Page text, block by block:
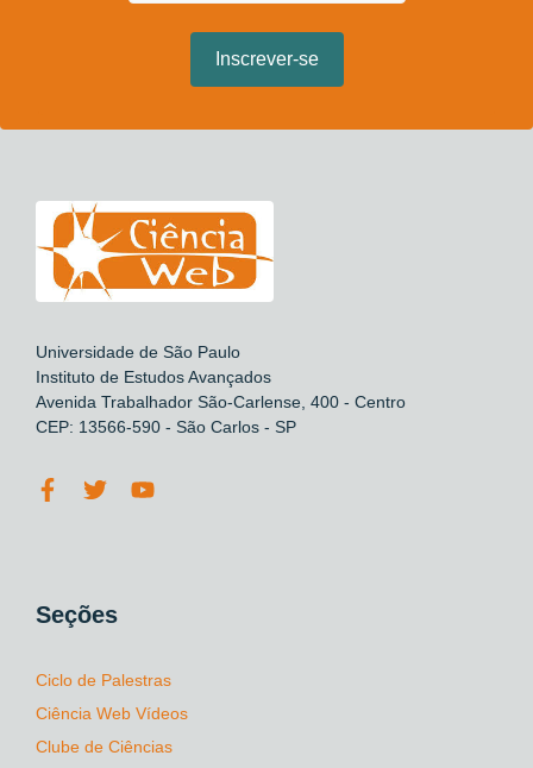
Universidade de São Paulo
Instituto de Estudos Avançados
Avenida Trabalhador São-Carlense, 400 - Centro
CEP: 13566-590 - São Carlos - SP
Seções
Ciclo de Palestras
Ciência Web Vídeos
Clube de Ciências